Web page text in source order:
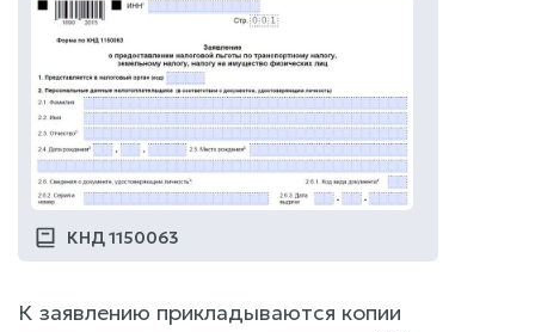
КНД 1150063
К заявлению прикладываются копии